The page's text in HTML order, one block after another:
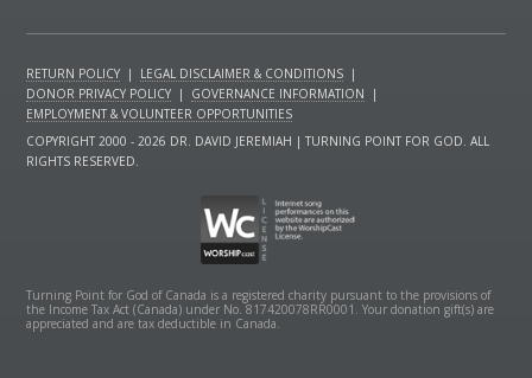
RETURN POLICY | LEGAL DISCLAIMER & CONDITIONS |
DONOR PRIVACY POLICY | GOVERNANCE INFORMATION
|
EMPLOYMENT & VOLUNTEER OPPORTUNITIES
COPYRIGHT 2000 - 2026 DR. DAVID JEREMIAH | TURNING POINT FOR GOD. ALL
RIGHTS RESERVED.
Turning Point for God of Canada is a registered charity pursuant to the provisions of
the Income Tax Act (Canada) under No. 817420078RR0001. Your donation gift(s) are
appreciated and are tax deductible in Canada.